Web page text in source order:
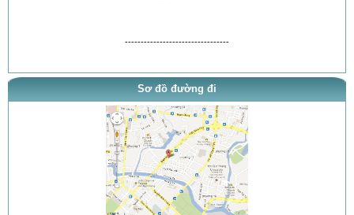
---------------------------------
Sơ đồ đường đi
thông báo khai trương
tra ty, béc của bơm theo tai l...
tra ty, béc của bơm theo tai l...